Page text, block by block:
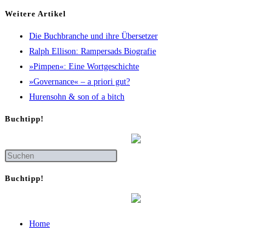
Wei­te­re Artikel
Die Buch­bran­che und ihre Übersetzer
Ralph Elli­son: Ram­pers­ads Biografie
»Pim­pen«: Eine Wortgeschichte
»Gover­nan­ce« – a prio­ri gut?
Huren­sohn & son of a bitch
Buch­tipp!
Buch­tipp!
Home